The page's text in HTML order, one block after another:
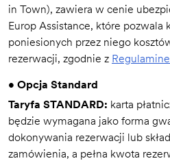
in Town), zawiera w cenie
Europ Assistance, które pozwala
poniesionych przez niego
rezerwacji, zgodnie z
• Opcja Standard
Taryfa STANDARD: karta
będzie wymagana jako forma
dokonywania rezerwacji lub
zamówienia, a pełna kwota